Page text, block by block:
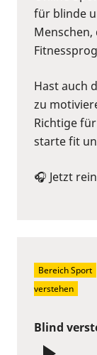
für blinde
Hast auch
zu
Richtige
starte fit
🎧 Jetzt
Blind
Bereich Sport
verstehen